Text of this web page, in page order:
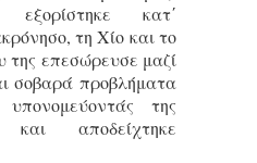
κατ΄
τη Χίο και το
της επεσώρευσε μαζί
σοβαρά προβλήματα
της
αποδείχτηκε